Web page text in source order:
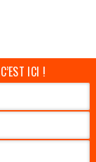
C’EST ICI !